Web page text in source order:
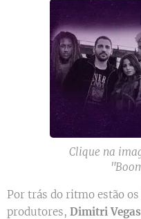
Clique na
Por trás do ritmo estão os
produtores, Dimitri Vegas